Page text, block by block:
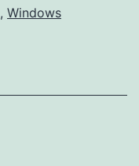
, Windows